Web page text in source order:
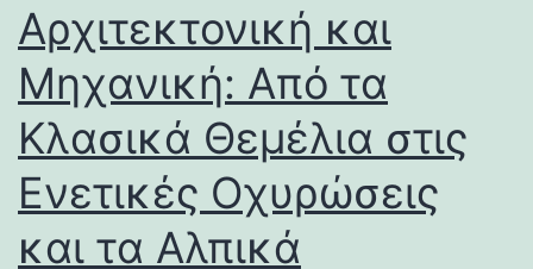
Αρχιτεκτονική και
Μηχανική: Από τα
Κλασικά Θεμέλια στις
Ενετικές Οχυρώσεις
και τα Αλπικά